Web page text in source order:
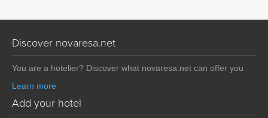
Discover novaresa.net
You are a hotelier? Discover what novaresa.net can offer you
Learn more
Add your hotel